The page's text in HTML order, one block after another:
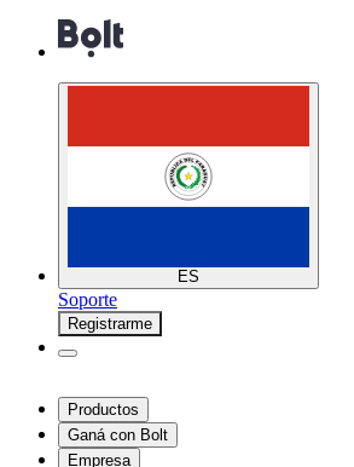
ES
Soporte
Registrarme
Productos
Ganá con Bolt
Empresa